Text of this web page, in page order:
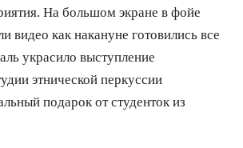
На большом экране в фойе
видео как накануне готовились все
украсило выступление
этнической перкуссии
подарок от студенток из